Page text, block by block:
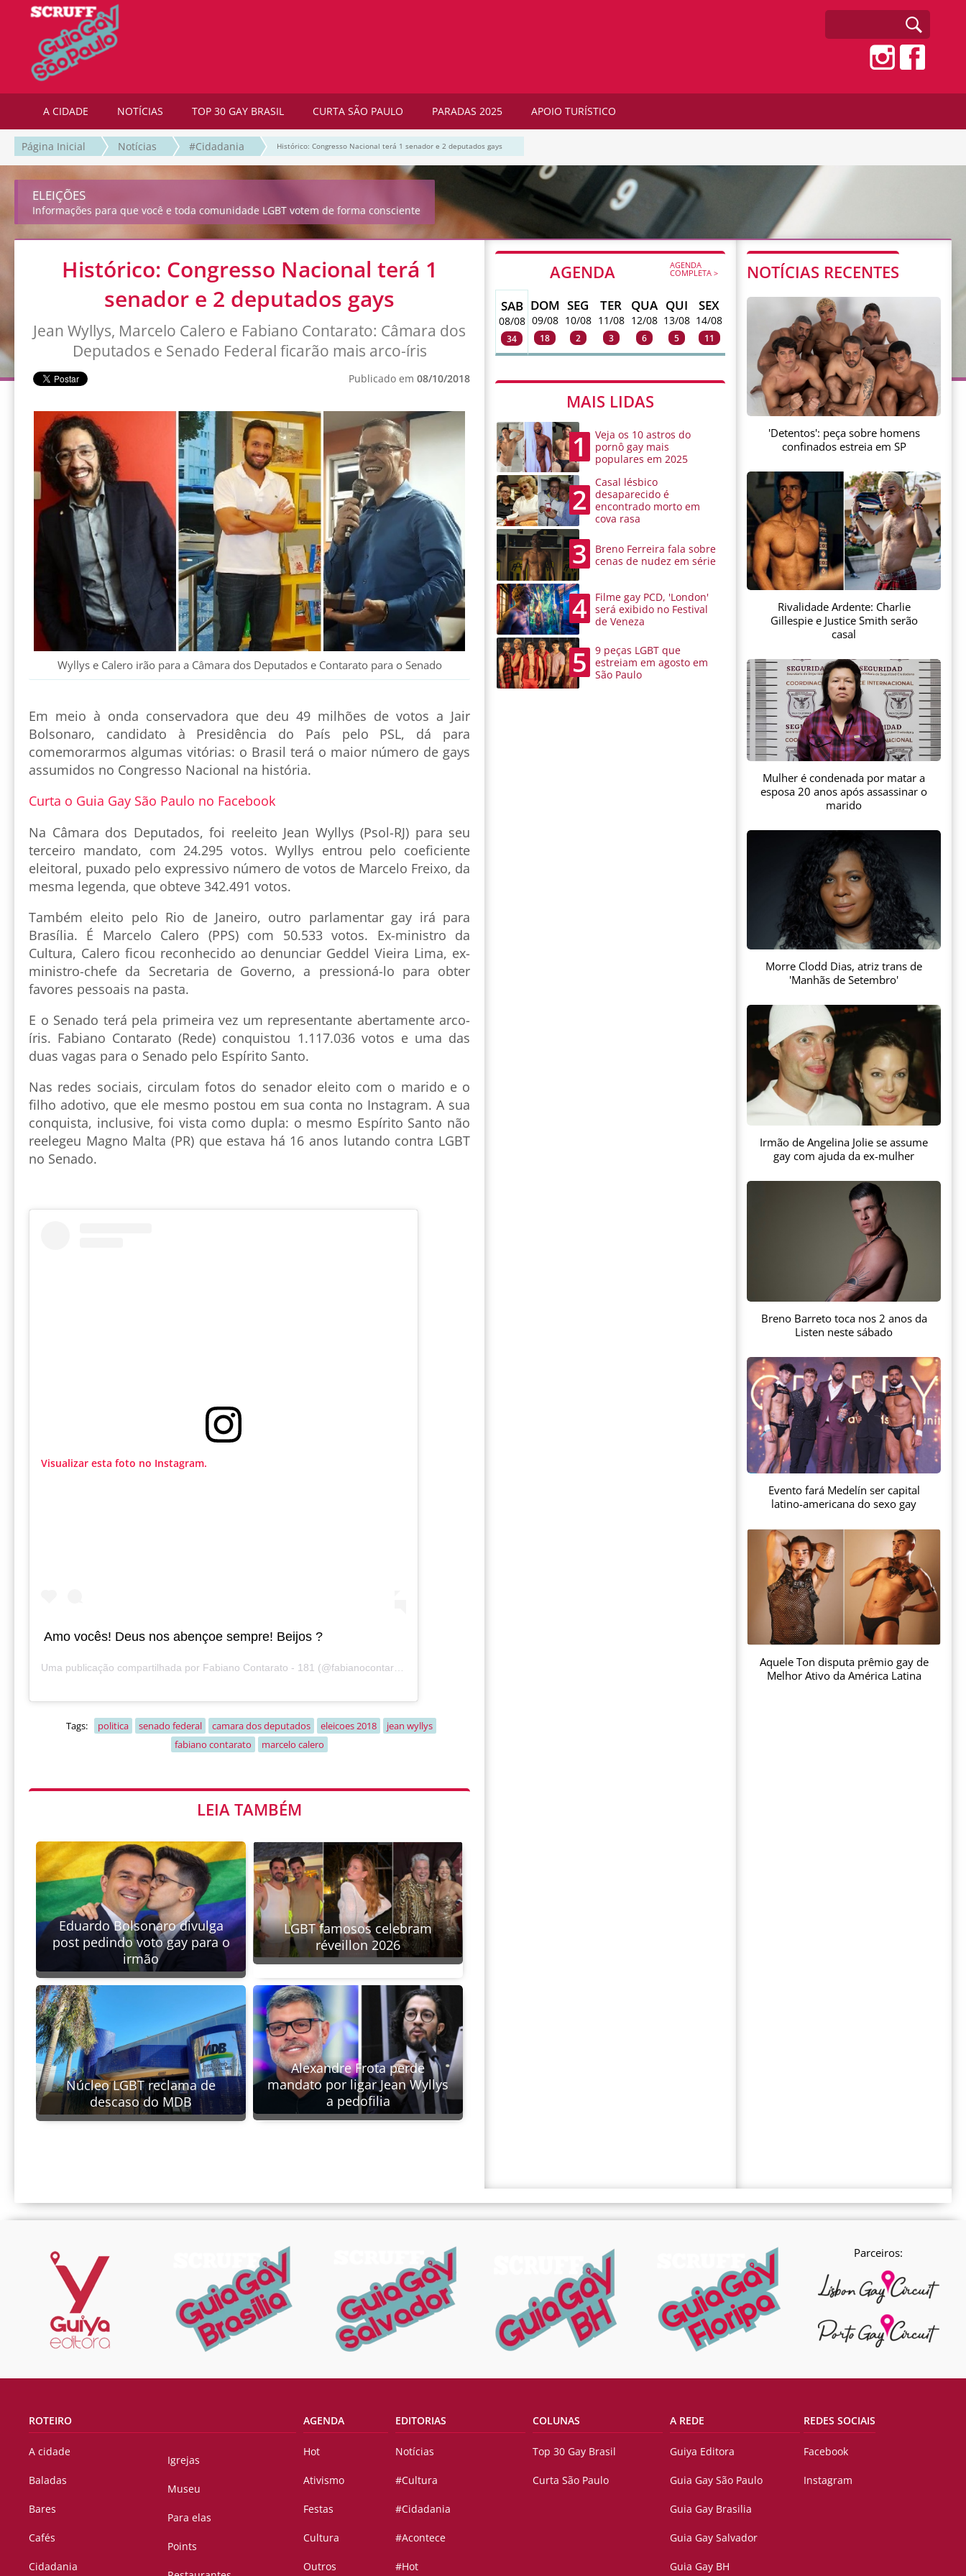
A CIDADE NOTÍCIAS TOP 30 GAY BRASIL CURTA SÃO PAULO PARADAS 2025 APOIO TURÍSTICO
Página Inicial Notícias #Cidadania Histórico: Congresso Nacional terá 1 senador e 2 deputados gays
ELEIÇÕES
Informações para que você e toda comunidade LGBT votem de forma consciente
Histórico: Congresso Nacional terá 1
senador e 2 deputados gays
Jean Wyllys, Marcelo Calero e Fabiano Contarato: Câmara dos
Deputados e Senado Federal ficarão mais arco-íris
Publicado em 08/10/2018
Wyllys e Calero irão para a Câmara dos Deputados e Contarato para o Senado
Em meio à onda conservadora que deu 49 milhões de votos a Jair
Bolsonaro, candidato à Presidência do País pelo PSL, dá para
comemorarmos algumas vitórias: o Brasil terá o maior número de gays
assumidos no Congresso Nacional na história.
Curta o Guia Gay São Paulo no Facebook
Na Câmara dos Deputados, foi reeleito Jean Wyllys (Psol-RJ) para seu
terceiro mandato, com 24.295 votos. Wyllys entrou pelo coeficiente
eleitoral, puxado pelo expressivo número de votos de Marcelo Freixo, da
mesma legenda, que obteve 342.491 votos.
Também eleito pelo Rio de Janeiro, outro parlamentar gay irá para
Brasília. É Marcelo Calero (PPS) com 50.533 votos. Ex-ministro da
Cultura, Calero ficou reconhecido ao denunciar Geddel Vieira Lima, ex-
ministro-chefe da Secretaria de Governo, a pressioná-lo para obter
favores pessoais na pasta.
E o Senado terá pela primeira vez um representante abertamente arco-
íris. Fabiano Contarato (Rede) conquistou 1.117.036 votos e uma das
duas vagas para o Senado pelo Espírito Santo.
Nas redes sociais, circulam fotos do senador eleito com o marido e o
filho adotivo, que ele mesmo postou em sua conta no Instagram. A sua
conquista, inclusive, foi vista como dupla: o mesmo Espírito Santo não
reelegeu Magno Malta (PR) que estava há 16 anos lutando contra LGBT
no Senado.
Visualizar esta foto no Instagram.
Amo vocês! Deus nos abençoe sempre! Beijos ?
Uma publicação compartilhada por Fabiano Contarato - 181 (@fabianocontarato) em
Tags: politica senado federal camara dos deputados eleicoes 2018
jean wyllys
fabiano contarato
marcelo calero
LEIA TAMBÉM
Eduardo Bolsonaro divulga
post pedindo voto gay para o
irmão
LGBT famosos celebram
réveillon 2026
Núcleo LGBT reclama de
descaso do MDB
Alexandre Frota perde
mandato por ligar Jean Wyllys
a pedofilia
AGENDA AGENDA
COMPLETA >
SAB
08/08
34
DOM
09/08
18
SEG
10/08
2
TER
11/08
3
QUA
12/08
6
QUI
13/08
5
SEX
14/08
11
MAIS LIDAS
1
Veja os 10 astros do
pornô gay mais
populares em 2025
2
Casal lésbico
desaparecido é
encontrado morto em
cova rasa
3
Breno Ferreira fala sobre
cenas de nudez em série
4
Filme gay PCD, 'London'
será exibido no Festival
de Veneza
5
9 peças LGBT que
estreiam em agosto em
São Paulo
NOTÍCIAS RECENTES
'Detentos': peça sobre homens
confinados estreia em SP
Rivalidade Ardente: Charlie
Gillespie e Justice Smith serão
casal
Mulher é condenada por matar a
esposa 20 anos após assassinar o
marido
Morre Clodd Dias, atriz trans de
'Manhãs de Setembro'
Irmão de Angelina Jolie se assume
gay com ajuda da ex-mulher
Breno Barreto toca nos 2 anos da
Listen neste sábado
Evento fará Medelín ser capital
latino-americana do sexo gay
Aquele Ton disputa prêmio gay de
Melhor Ativo da América Latina
Parceiros:
ROTEIRO
A cidade
Baladas
Bares
Cafés
Cidadania
Igrejas
Museu
Para elas
Points
AGENDA
Hot
Ativismo
Festas
Cultura
Outros
EDITORIAS
Notícias
#Cultura
#Cidadania
#Acontece
#Hot
COLUNAS
Top 30 Gay Brasil
Curta São Paulo
A REDE
Guiya Editora
Guia Gay São Paulo
Guia Gay Brasilia
Guia Gay Salvador
Guia Gay BH
REDES SOCIAIS
Facebook
Instagram